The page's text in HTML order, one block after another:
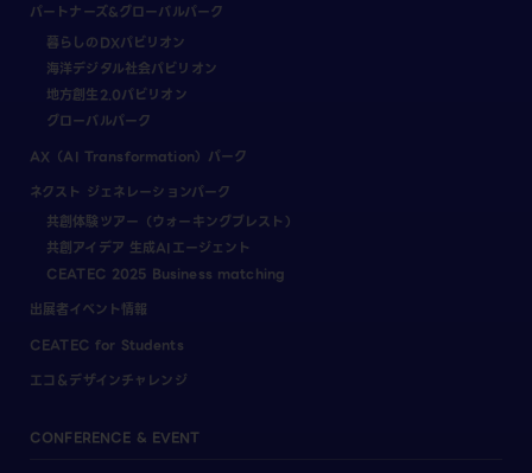
パートナーズ&グローバルパーク
暮らしのDXパビリオン
海洋デジタル社会パビリオン
地方創生2.0パビリオン
グローバルパーク
AX（AI Transformation）パーク
ネクスト ジェネレーションパーク
共創体験ツアー（ウォーキングブレスト）
共創アイデア 生成AIエージェント
CEATEC 2025 Business matching
出展者イベント情報
CEATEC for Students
エコ＆デザインチャレンジ
CONFERENCE & EVENT